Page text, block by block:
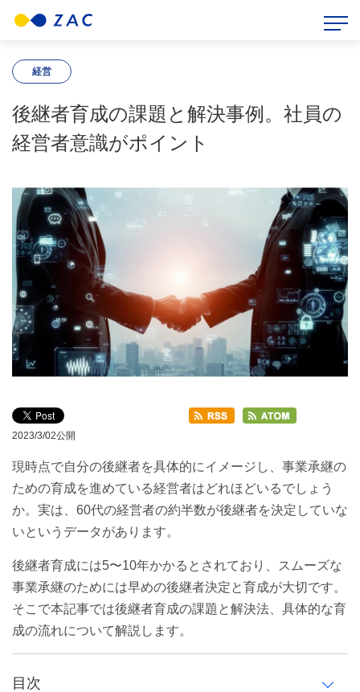
HOME > ZAC BLOG
後継者育成の課題と解決事例。社員の経営者意識がポイント
経営
後継者育成の課題と解決事例。社員の
経営者意識がポイント
2023/3/02公開
現時点で自分の後継者を具体的にイメージし、事業承継の
ための育成を進めている経営者はどれほどいるでしょう
か。実は、60代の経営者の約半数が後継者を決定していな
いというデータがあります。
後継者育成には5〜10年かかるとされており、スムーズな
事業承継のためには早めの後継者決定と育成が大切です。
そこで本記事では後継者育成の課題と解決法、具体的な育
成の流れについて解説します。
目次